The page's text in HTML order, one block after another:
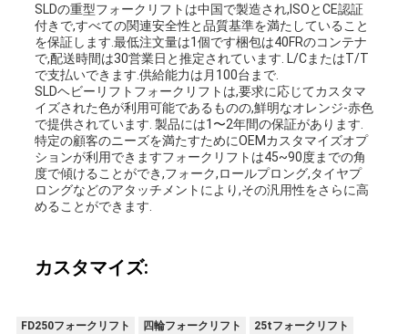
SLDの重型フォークリフトは中国で製造され,ISOとCE認証
付きで,すべての関連安全性と品質基準を満たしていること
を保証します.最低注文量は1個です梱包は40FRのコンテナ
で,配送時間は30営業日と推定されています. L/CまたはT/T
で支払いできます.供給能力は月100台まで.
SLDヘビーリフトフォークリフトは,要求に応じてカスタマ
イズされた色が利用可能であるものの,鮮明なオレンジ-赤色
で提供されています. 製品には1〜2年間の保証があります.
特定の顧客のニーズを満たすためにOEMカスタマイズオプ
ションが利用できますフォークリフトは45~90度までの角
度で傾けることができ,フォーク,ロールプロング,タイヤプ
ロングなどのアタッチメントにより,その汎用性をさらに高
めることができます.
カスタマイズ:
FD250フォークリフト 四輪フォークリフト 25tフォークリフト